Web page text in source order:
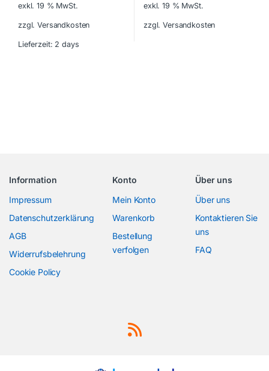
exkl. 19 % MwSt.
zzgl. Versandkosten
Lieferzeit: 2 days
exkl. 19 % MwSt.
zzgl. Versandkosten
Information
Impressum
Datenschutzerklärung
AGB
Widerrufsbelehrung
Cookie Policy
Konto
Mein Konto
Warenkorb
Bestellung
verfolgen
Über uns
Über uns
Kontaktieren Sie
uns
FAQ